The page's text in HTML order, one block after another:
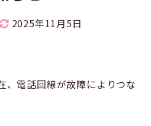
更新日
2025年11月5日
電話回線が故障によりつな